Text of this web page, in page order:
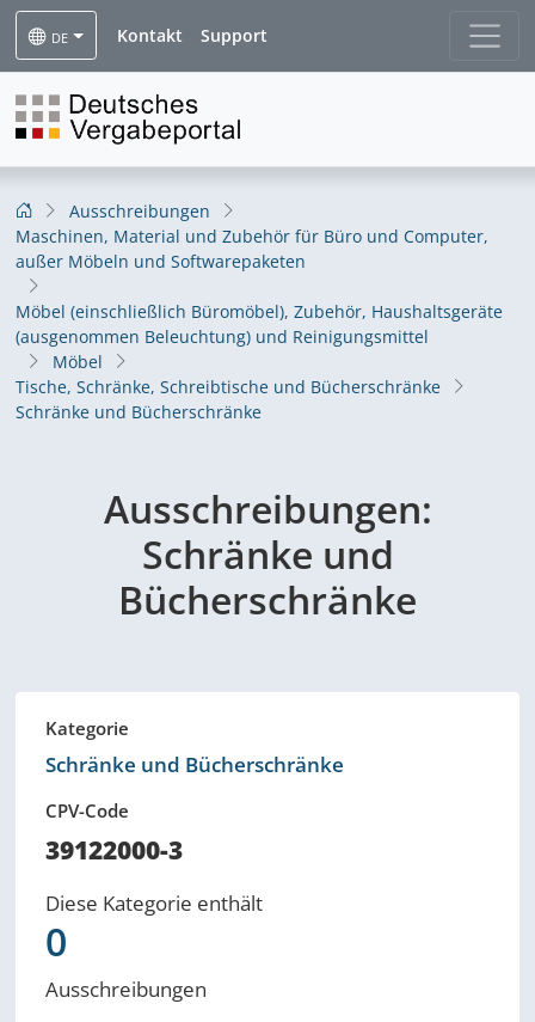
DE Kontakt Support
Ausschreibungen
Maschinen, Material und Zubehör für Büro und Computer,
außer Möbeln und Softwarepaketen
Möbel (einschließlich Büromöbel), Zubehör, Haushaltsgeräte
(ausgenommen Beleuchtung) und Reinigungsmittel
Möbel
Tische, Schränke, Schreibtische und Bücherschränke
Schränke und Bücherschränke
Ausschreibungen:
Schränke und
Bücherschränke
Kategorie
Schränke und Bücherschränke
CPV-Code
39122000-3
Diese Kategorie enthält
0
Ausschreibungen